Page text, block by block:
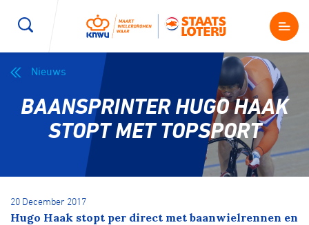
Kenniscentrum
Magazine
Nieuws
Nieuws
BAANSPRINTER HUGO HAAK
STOPT MET TOPSPORT
20 December 2017
Hugo Haak stopt per direct met baanwielrennen en
Wegwielrennen Mountainbiken
E-Racing
Kunstwielrijden ID-Cycling
Baanwielrennen